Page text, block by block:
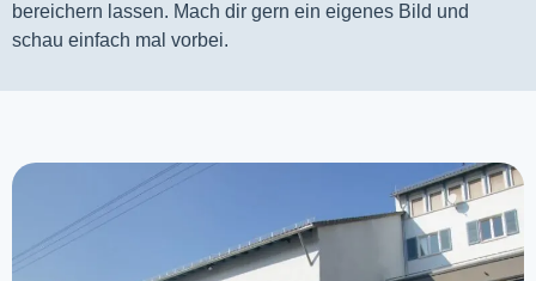
bereichern lassen. Mach dir gern ein eigenes Bild und
schau einfach mal vorbei.